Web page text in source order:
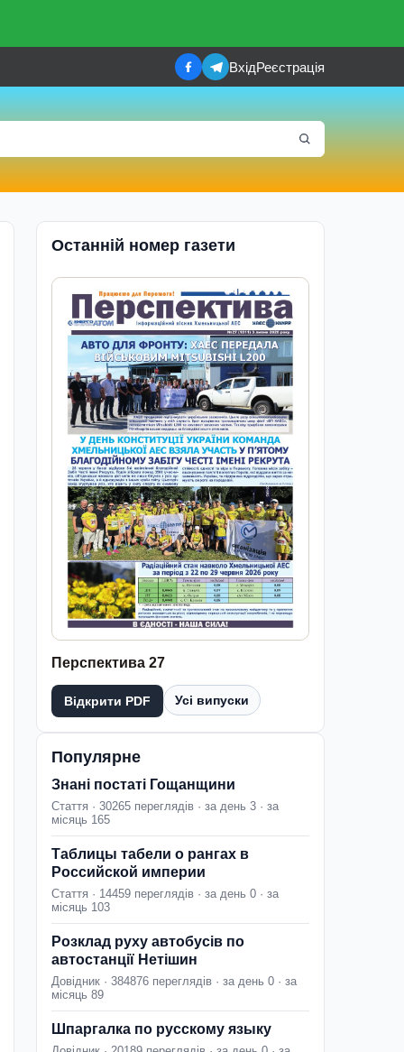
ВхідРеєстрація
Останній номер газети
Перспектива 27
Відкрити PDF Усі випуски
Популярне
Знані постаті Гощанщини
Стаття · 30265 переглядів · за день 3 · за
місяць 165
Таблицы табели о рангах в
Российской империи
Стаття · 14459 переглядів · за день 0 · за
місяць 103
Розклад руху автобусів по
автостанції Нетішин
Довідник · 384876 переглядів · за день 0 · за
місяць 89
Шпаргалка по русскому языку